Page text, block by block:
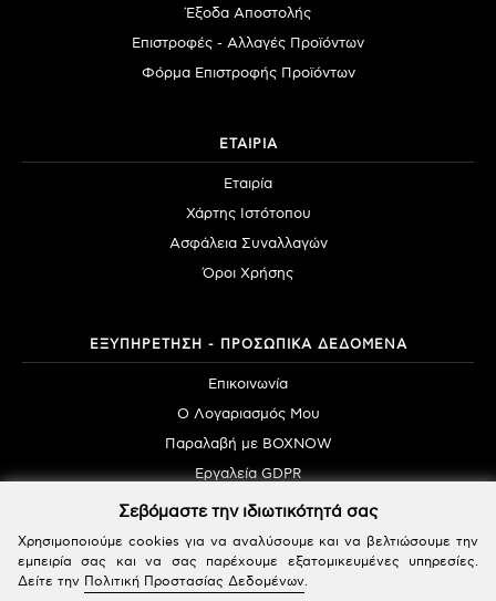
Έξοδα Αποστολής
Επιστροφές - Αλλαγές Προϊόντων
Φόρμα Επιστροφής Προϊόντων
ΕΤΑΙΡΙΑ
Εταιρία
Χάρτης Ιστότοπου
Ασφάλεια Συναλλαγών
Όροι Χρήσης
ΕΞΥΠΗΡΕΤΗΣΗ - ΠΡΟΣΩΠΙΚΑ ΔΕΔΟΜΕΝΑ
Επικοινωνία
Ο Λογαριασμός Μου
Παραλαβή με BOXNOW
Εργαλεία GDPR
Powered by SBZ Systems & EMDI Business Management © 2026 | All Rights Reserved
Σεβόμαστε την ιδιωτικότητά σας
Χρησιμοποιούμε cookies για να αναλύσουμε και να βελτιώσουμε την
εμπειρία σας και να σας παρέχουμε εξατομικευμένες υπηρεσίες.
Δείτε την Πολιτική Προστασίας Δεδομένων.